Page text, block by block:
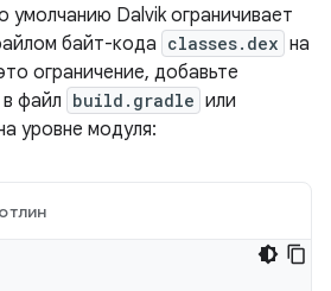
умолчанию Dalvik ограничивает
байт-кода classes.dex на
ограничение, добавьте
файл build.gradle или
уровне модуля: